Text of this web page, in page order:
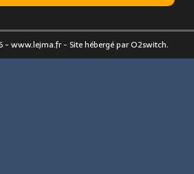
www.lejma.fr - Site hébergé par O2switch.